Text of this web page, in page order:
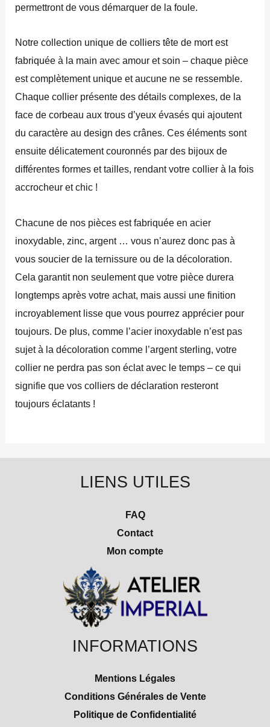
permettront de vous démarquer de la foule.
Notre collection unique de colliers tête de mort est
fabriquée à la main avec amour et soin – chaque pièce
est complètement unique et aucune ne se ressemble.
Chaque collier présente des détails complexes, de la
face de corbeau aux trous d’yeux évasés qui ajoutent
du caractère au design des crânes. Ces éléments sont
ensuite délicatement couronnés par des bijoux de
différentes formes et tailles, rendant votre collier à la fois
accrocheur et chic !
Chacune de nos pièces est fabriquée en acier
inoxydable, zinc, argent … vous n’aurez donc pas à
vous soucier de la ternissure ou de la décoloration.
Cela garantit non seulement que votre pièce durera
longtemps après votre achat, mais aussi une finition
incroyablement lisse que vous pourrez apprécier pour
toujours. De plus, comme l’acier inoxydable n’est pas
sujet à la décoloration comme l’argent sterling, votre
collier ne perdra pas son éclat avec le temps – ce qui
signifie que vos colliers de déclaration resteront
toujours éclatants !
LIENS UTILES
FAQ
Contact
Mon compte
INFORMATIONS
Mentions Légales
Conditions Générales de Vente
Politique de Confidentialité